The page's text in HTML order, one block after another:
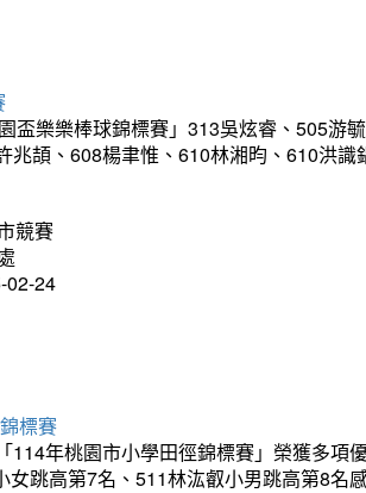
盃樂樂棒球錦標賽」313吳炫睿、505游
兆頡、608楊聿惟、610林湘昀、610洪
競賽
02-24
標賽
114年桃園市小學田徑錦標賽」榮獲多
女跳高第7名、511林汯叡小男跳高第8名